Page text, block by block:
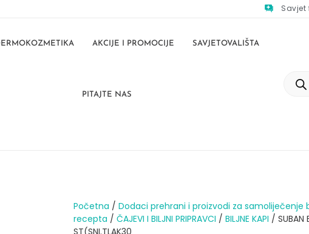
AKCIJE I PROMOCIJE SAVJETOVALIŠTA
PITAJTE NAS
Početna / Dodaci prehrani i proizvodi za samoliječenje
recepta / ČAJEVI I BILJNI PRIPRAVCI / BILJNE KAPI / SUBAN